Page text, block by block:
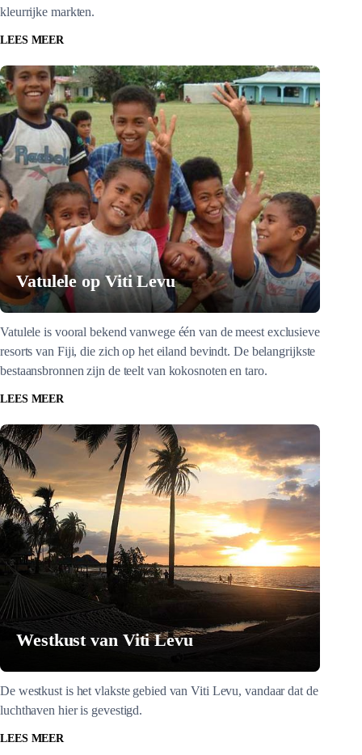
kleurrijke markten.
LEES MEER
Vatulele op Viti Levu
Vatulele is vooral bekend vanwege één van de meest exclusieve
resorts van Fiji, die zich op het eiland bevindt. De belangrijkste
bestaansbronnen zijn de teelt van kokosnoten en taro.
LEES MEER
Westkust van Viti Levu
De westkust is het vlakste gebied van Viti Levu, vandaar dat de
luchthaven hier is gevestigd.
LEES MEER